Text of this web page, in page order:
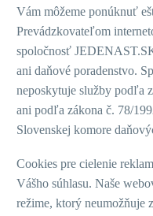
Vám môžeme ponúknuť
Prevádzkovateľom
spoločnosť
ani daňové poradenstvo.
neposkytuje služby podľa
ani podľa zákona č. 78/
Slovenskej komore
Cookies pre cielenie
Vášho súhlasu. Naše
režime, ktorý neumožňuje